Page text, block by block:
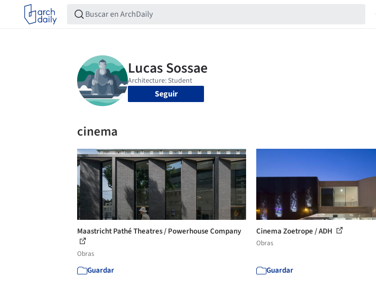
Seguir
cinema
Maastricht Pathé Theatres / Powerhouse Company
Obras
Guardar
Cinema Zoetrope / ADH
Obras
Guardar